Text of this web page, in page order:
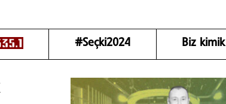
#Seçki2024 Biz kimik